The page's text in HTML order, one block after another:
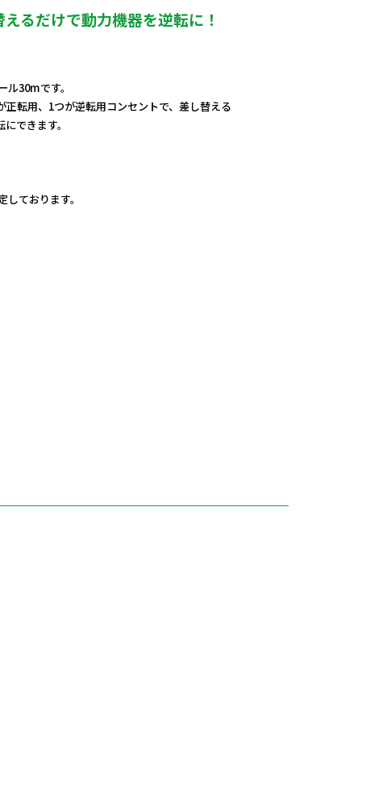
るだけで動力機器を逆転に！
ル30mです。
正転用、1つが逆転用コンセントで、差し替える
できます。
ております。